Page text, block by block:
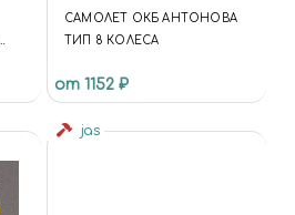
САМОЛЕТ ОКБ АНТОНОВА
ТИП 8 КОЛЕСА
от 1152 ₽
jas